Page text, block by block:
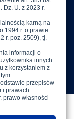
IMGW-PIB,